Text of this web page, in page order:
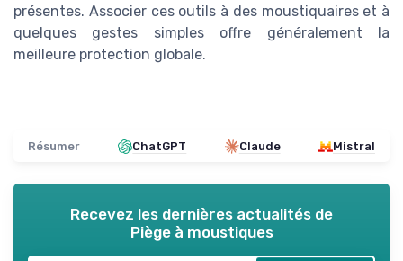
présentes. Associer ces outils à des moustiquaires et à
quelques gestes simples offre généralement la
meilleure protection globale.
Résumer ChatGPT Claude Mistral
Recevez les dernières actualités de
Piège à moustiques